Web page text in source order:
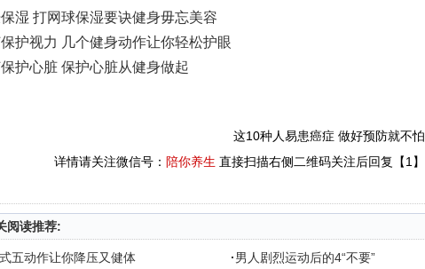
湿 打网球保湿要诀健身毋忘美容
护视力 几个健身动作让你轻松护眼
护心脏 保护心脏从健身做起
这10种人易患癌症 做好预防就不怕
详情请关注微信号： 陪你养生 直接扫描右侧二维码关注后回复【1】
阅读推荐:
五动作让你降压又健体 ·男人剧烈运动后的4“不要”